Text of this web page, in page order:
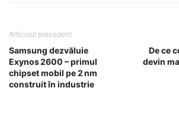
Articolul precedent
Samsung dezvăluie
Exynos 2600 – primul
chipset mobil pe 2 nm
construit în industrie
De ce
devin